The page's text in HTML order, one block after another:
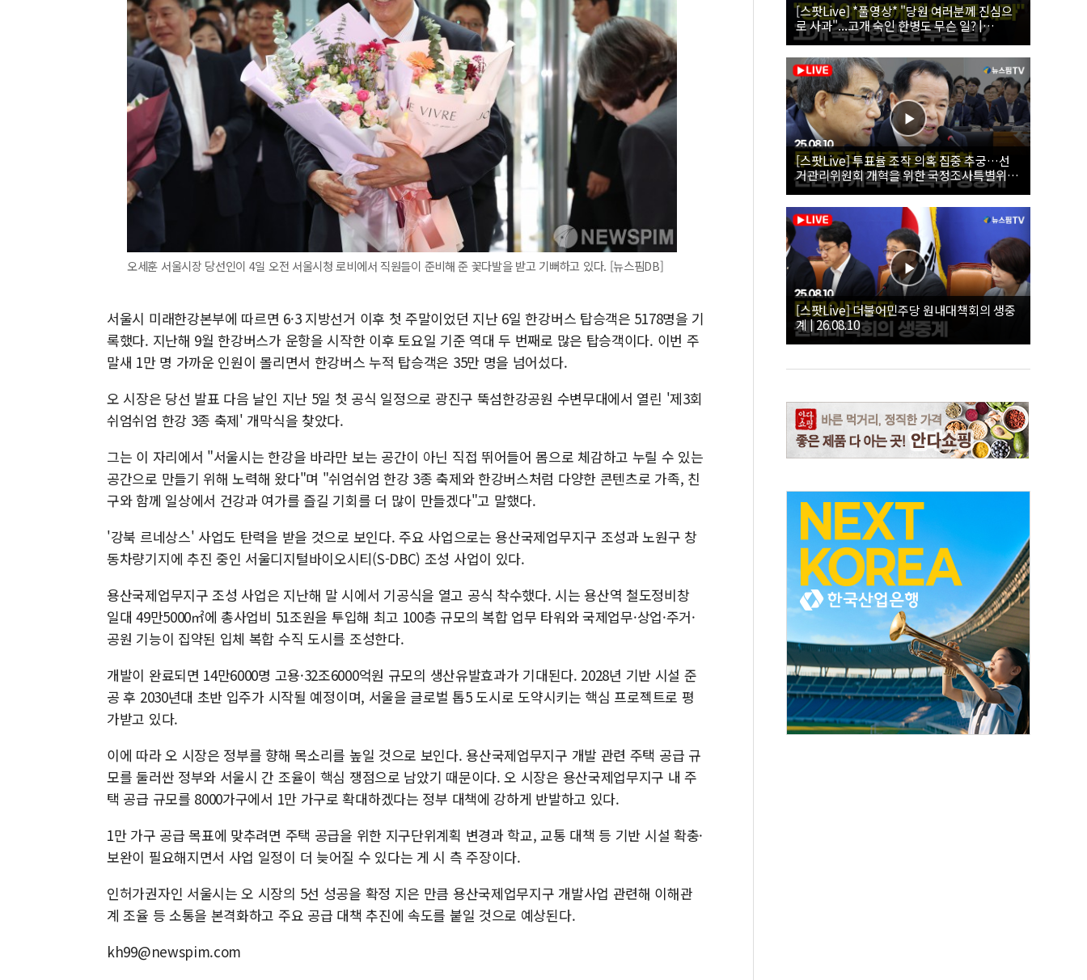
오세훈 서울시장 당선인이 4일 오전 서울시청 로비에서 직원들이 준비해 준 꽃다발을 받고 기뻐하고 있다. [뉴스핌DB]
서울시 미래한강본부에 따르면 6·3 지방선거 이후 첫 주말이었던 지난 6일 한강버스 탑승객은 5178명을 기
록했다. 지난해 9월 한강버스가 운항을 시작한 이후 토요일 기준 역대 두 번째로 많은 탑승객이다. 이번 주
말새 1만 명 가까운 인원이 몰리면서 한강버스 누적 탑승객은 35만 명을 넘어섰다.
오 시장은 당선 발표 다음 날인 지난 5일 첫 공식 일정으로 광진구 뚝섬한강공원 수변무대에서 열린 '제3회
쉬엄쉬엄 한강 3종 축제' 개막식을 찾았다.
그는 이 자리에서 "서울시는 한강을 바라만 보는 공간이 아닌 직접 뛰어들어 몸으로 체감하고 누릴 수 있는
공간으로 만들기 위해 노력해 왔다"며 "쉬엄쉬엄 한강 3종 축제와 한강버스처럼 다양한 콘텐츠로 가족, 친
구와 함께 일상에서 건강과 여가를 즐길 기회를 더 많이 만들겠다"고 말했다.
'강북 르네상스' 사업도 탄력을 받을 것으로 보인다. 주요 사업으로는 용산국제업무지구 조성과 노원구 창
동차량기지에 추진 중인 서울디지털바이오시티(S-DBC) 조성 사업이 있다.
용산국제업무지구 조성 사업은 지난해 말 시에서 기공식을 열고 공식 착수했다. 시는 용산역 철도정비창
일대 49만5000㎡에 총사업비 51조원을 투입해 최고 100층 규모의 복합 업무 타워와 국제업무·상업·주거·
공원 기능이 집약된 입체 복합 수직 도시를 조성한다.
개발이 완료되면 14만6000명 고용·32조6000억원 규모의 생산유발효과가 기대된다. 2028년 기반 시설 준
공 후 2030년대 초반 입주가 시작될 예정이며, 서울을 글로벌 톱5 도시로 도약시키는 핵심 프로젝트로 평
가받고 있다.
이에 따라 오 시장은 정부를 향해 목소리를 높일 것으로 보인다. 용산국제업무지구 개발 관련 주택 공급 규
모를 둘러싼 정부와 서울시 간 조율이 핵심 쟁점으로 남았기 때문이다. 오 시장은 용산국제업무지구 내 주
택 공급 규모를 8000가구에서 1만 가구로 확대하겠다는 정부 대책에 강하게 반발하고 있다.
1만 가구 공급 목표에 맞추려면 주택 공급을 위한 지구단위계획 변경과 학교, 교통 대책 등 기반 시설 확충·
보완이 필요해지면서 사업 일정이 더 늦어질 수 있다는 게 시 측 주장이다.
인허가권자인 서울시는 오 시장의 5선 성공을 확정 지은 만큼 용산국제업무지구 개발사업 관련해 이해관
계 조율 등 소통을 본격화하고 주요 공급 대책 추진에 속도를 붙일 것으로 예상된다.
kh99@newspim.com
[스팟Live] *풀영상* "당원 여러분께 진심으
로 사과"...고개 숙인 한병도 무슨 일? |
26.08.10 더불어민주당 원내대책회의
[스팟Live] 투표율 조작 의혹 집중 추궁…선
거관리위원회 개혁을 위한 국정조사특별위원
회 | 26.08.10
[스팟Live] 더불어민주당 원내대책회의 생중
계 | 26.08.10